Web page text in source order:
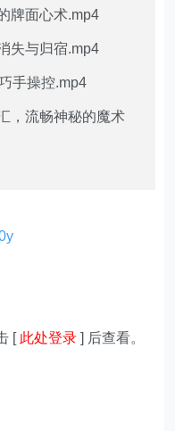
牌面心术.mp4
失与归宿.mp4
手操控.mp4
，流畅神秘的魔术
[ 此处登录 ] 后查看。